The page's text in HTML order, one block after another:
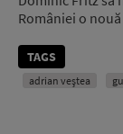
României o
TAGS
adrian veștea